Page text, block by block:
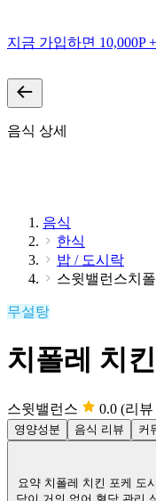
지금 가입하면 10,000P
음식 상세
음식
한식
밥 / 도시락
스윗밸런스치
무설탕
치폴레 치
스윗밸런스 0.0 (리뷰
영양성분 음식 리뷰 커
요약 치폴레 치킨 포케 도